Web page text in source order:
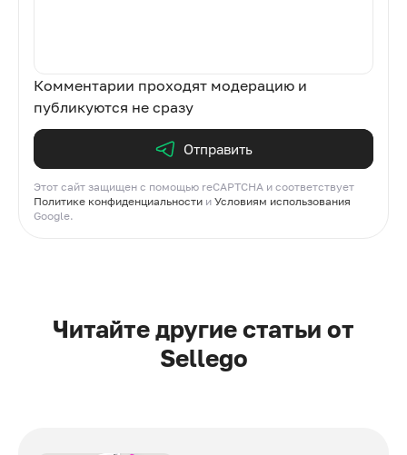
Комментарии проходят модерацию и
публикуются не сразу
Отправить
Этот сайт защищен с помощью reCAPTCHA и соответствует
Политике конфиденциальности и Условиям использования
Google.
Читайте другие статьи от
Sellego